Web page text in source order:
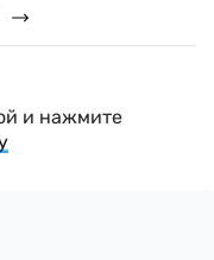
и нажмите